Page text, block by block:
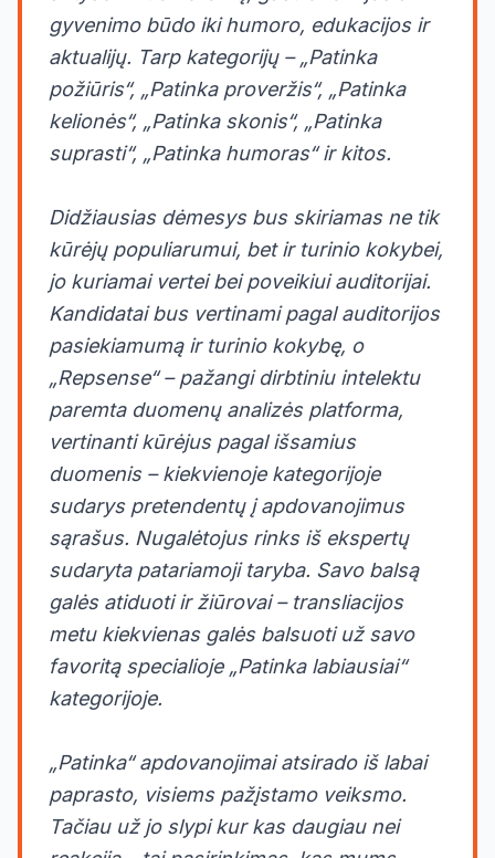
gyvenimo būdo iki humoro, edukacijos ir
aktualijų. Tarp kategorijų – „Patinka
požiūris“, „Patinka proveržis“, „Patinka
kelionės“, „Patinka skonis“, „Patinka
suprasti“, „Patinka humoras“ ir kitos.
Didžiausias dėmesys bus skiriamas ne tik
kūrėjų populiarumui, bet ir turinio kokybei,
jo kuriamai vertei bei poveikiui auditorijai.
Kandidatai bus vertinami pagal auditorijos
pasiekiamumą ir turinio kokybę, o
„Repsense“ – pažangi dirbtiniu intelektu
paremta duomenų analizės platforma,
vertinanti kūrėjus pagal išsamius
duomenis – kiekvienoje kategorijoje
sudarys pretendentų į apdovanojimus
sąrašus. Nugalėtojus rinks iš ekspertų
sudaryta patariamoji taryba. Savo balsą
galės atiduoti ir žiūrovai – transliacijos
metu kiekvienas galės balsuoti už savo
favoritą specialioje „Patinka labiausiai“
kategorijoje.
„Patinka“ apdovanojimai atsirado iš labai
paprasto, visiems pažįstamo veiksmo.
Tačiau už jo slypi kur kas daugiau nei